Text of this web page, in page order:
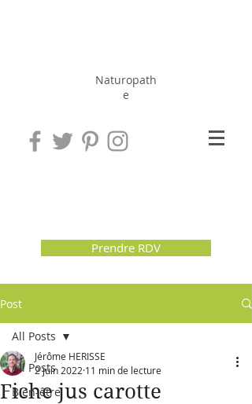
Naturopath
e
Prendre RDV
Post
All Posts
Bien-être
All Posts
Fiche jus carotte
Jérôme HERISSE
2 juin 2022 11 min de lecture